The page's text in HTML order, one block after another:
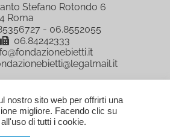
Stefano Rotondo 6
Roma
- 06.8552055
06.84242333
per lo Studio e la Ricerca in Oftalmologia
dalla Fondazione Roma
nostro sito web per offrirti una
migliore. Facendo clic su
di tutti i cookie.